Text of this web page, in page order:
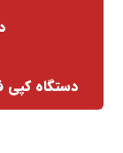
دستگاه کپی